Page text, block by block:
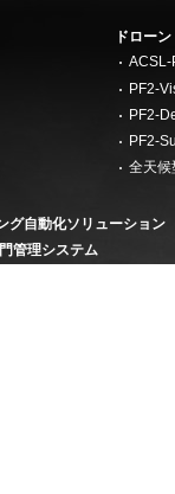
ドローン
ACSL-
PF2-
PF2-
PF2-
全天候
グ自動化ソリューション
管理システム